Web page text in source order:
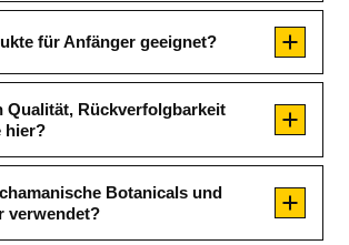
für Anfänger geeignet?
Qualität, Rückverfolgbarkeit
hier?
Botanicals und
verwendet?